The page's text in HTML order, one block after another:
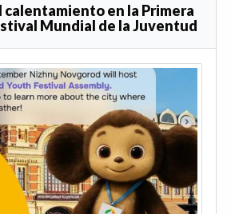
calentamiento en la Primera
Mundial de la Juventud